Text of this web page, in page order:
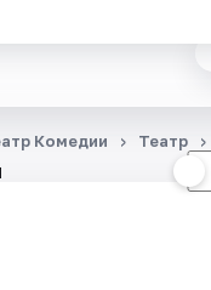
Комедии Театр